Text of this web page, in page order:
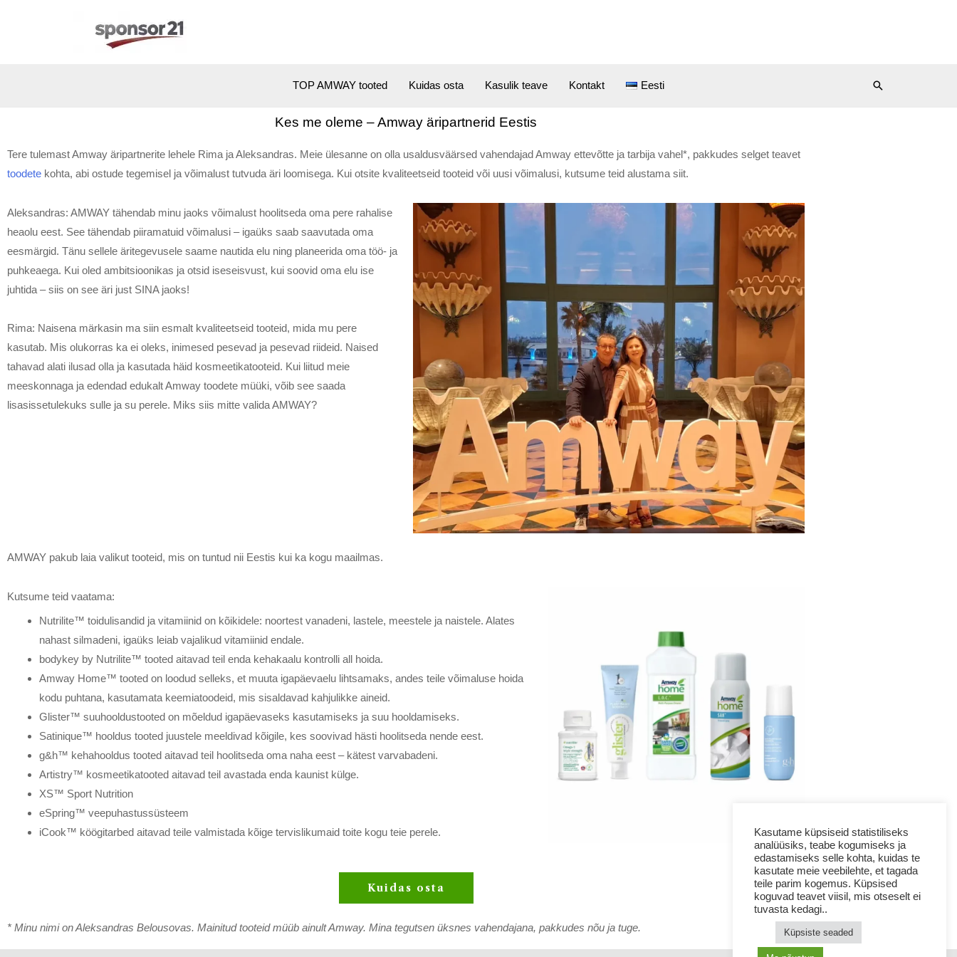
TOP AMWAY tooted Kuidas osta Kasulik teave Kontakt Eesti
Kes me oleme – Amway äripartnerid Eestis
Tere tulemast Amway äripartnerite lehele Rima ja Aleksandras. Meie ülesanne on olla usaldusväärsed vahendajad Amway ettevõtte ja tarbija vahel*, pakkudes selget teavet
toodete kohta, abi ostude tegemisel ja võimalust tutvuda äri loomisega. Kui otsite kvaliteetseid tooteid või uusi võimalusi, kutsume teid alustama siit.
Aleksandras: AMWAY tähendab minu jaoks võimalust hoolitseda oma pere rahalise
heaolu eest. See tähendab piiramatuid võimalusi – igaüks saab saavutada oma
eesmärgid. Tänu sellele äritegevusele saame nautida elu ning planeerida oma töö- ja
puhkeaega. Kui oled ambitsioonikas ja otsid iseseisvust, kui soovid oma elu ise
juhtida – siis on see äri just SINA jaoks!
Rima: Naisena märkasin ma siin esmalt kvaliteetseid tooteid, mida mu pere
kasutab. Mis olukorras ka ei oleks, inimesed pesevad ja pesevad riideid. Naised
tahavad alati ilusad olla ja kasutada häid kosmeetikatooteid. Kui liitud meie
meeskonnaga ja edendad edukalt Amway toodete müüki, võib see saada
lisasissetulekuks sulle ja su perele. Miks siis mitte valida AMWAY?
AMWAY pakub laia valikut tooteid, mis on tuntud nii Eestis kui ka kogu maailmas.
Kutsume teid vaatama:
Nutrilite™ toidulisandid ja vitamiinid on kõikidele: noortest vanadeni, lastele, meestele ja naistele. Alates
nahast silmadeni, igaüks leiab vajalikud vitamiinid endale.
bodykey by Nutrilite™ tooted aitavad teil enda kehakaalu kontrolli all hoida.
Amway Home™ tooted on loodud selleks, et muuta igapäevaelu lihtsamaks, andes teile võimaluse hoida
kodu puhtana, kasutamata keemiatoodeid, mis sisaldavad kahjulikke aineid.
Glister™ suuhooldustooted on mõeldud igapäevaseks kasutamiseks ja suu hooldamiseks.
Satinique™ hooldus tooted juustele meeldivad kõigile, kes soovivad hästi hoolitseda nende eest.
g&h™ kehahooldus tooted aitavad teil hoolitseda oma naha eest – kätest varvabadeni.
Artistry™ kosmeetikatooted aitavad teil avastada enda kaunist külge.
XS™ Sport Nutrition
eSpring™ veepuhastussüsteem
iCook™ köögitarbed aitavad teile valmistada kõige tervislikumaid toite kogu teie perele.
Kuidas osta
* Minu nimi on Aleksandras Belousovas. Mainitud tooteid müüb ainult Amway. Mina tegutsen üksnes vahendajana, pakkudes nõu ja tuge.
Kasutame küpsiseid statistiliseks
analüüsiks, teabe kogumiseks ja
edastamiseks selle kohta, kuidas te
kasutate meie veebilehte, et tagada
teile parim kogemus. Küpsised
koguvad teavet viisil, mis otseselt ei
tuvasta kedagi..
Küpsiste seaded